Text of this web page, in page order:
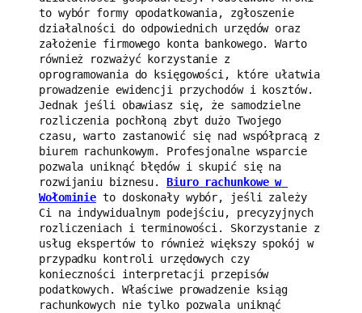
to wybór formy opodatkowania, zgłoszenie
działalności do odpowiednich urzędów oraz
założenie firmowego konta bankowego. Warto
również rozważyć korzystanie z
oprogramowania do księgowości, które ułatwia
prowadzenie ewidencji przychodów i kosztów.
Jednak jeśli obawiasz się, że samodzielne
rozliczenia pochłoną zbyt dużo Twojego
czasu, warto zastanowić się nad współpracą z
biurem rachunkowym. Profesjonalne wsparcie
pozwala uniknąć błędów i skupić się na
rozwijaniu biznesu. Biuro rachunkowe w
Wołominie to doskonały wybór, jeśli zależy
Ci na indywidualnym podejściu, precyzyjnych
rozliczeniach i terminowości. Skorzystanie z
usług ekspertów to również większy spokój w
przypadku kontroli urzędowych czy
konieczności interpretacji przepisów
podatkowych. Właściwe prowadzenie ksiąg
rachunkowych nie tylko pozwala uniknąć